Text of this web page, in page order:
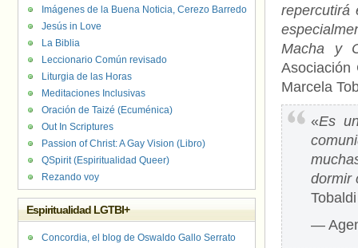
repercutirá
Macha y
Asociación
Marcela
«Es
dormir
—
Imágenes de la Buena Noticia, Cerezo Barredo
Jesús in Love
La Biblia
Leccionario Común revisado
Liturgia de las Horas
Meditaciones Inclusivas
Oración de Taizé (Ecuménica)
Out In Scriptures
Passion of Christ: A Gay Vision (Libro)
QSpirit (Espiritualidad Queer)
Rezando voy
Espiritualidad LGTBI+
Concordia, el blog de Oswaldo Gallo Serrato